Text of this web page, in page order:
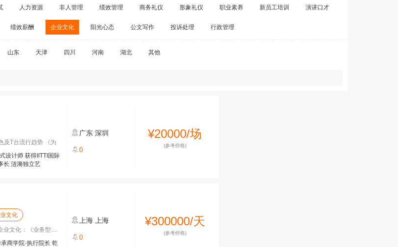
人力资源 非人管理 绩效管理 商务礼仪 形象礼仪 职业素养 新员工培训 演讲口才
绩效薪酬 企业文化 阳光心态 公文写作 投诉处理 行政管理
山东 天津 四川 河南 湖北 其他
及T台流行趋势 《为
设计师 获得IITTI国际
长 涟漪独立艺
广东 深圳
0
¥20000/场
(参考价格)
文化
化：《业务型企业
商学院·执行院长 乾
上海 上海
0
¥300000/天
(参考价格)